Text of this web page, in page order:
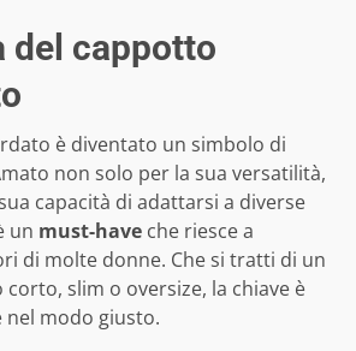
del cappotto
è diventato un simbolo di
non solo per la sua versatilità,
capacità di adattarsi a diverse
un must-have che riesce a
di molte donne. Che si tratti di un
slim o oversize, la chiave è
modo giusto.